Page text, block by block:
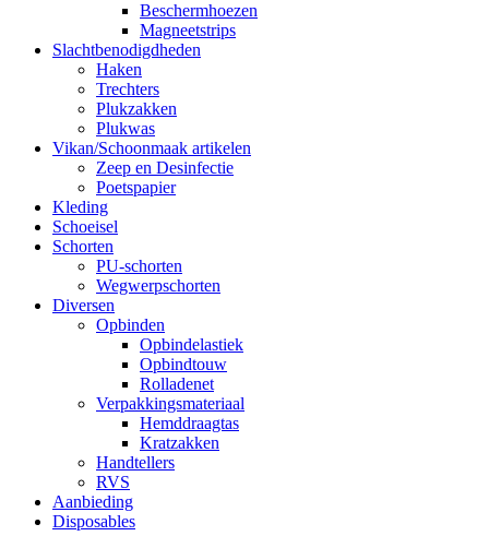
Beschermhoezen
Magneetstrips
Slachtbenodigdheden
Haken
Trechters
Plukzakken
Plukwas
Vikan/Schoonmaak artikelen
Zeep en Desinfectie
Poetspapier
Kleding
Schoeisel
Schorten
PU-schorten
Wegwerpschorten
Diversen
Opbinden
Opbindelastiek
Opbindtouw
Rolladenet
Verpakkingsmateriaal
Hemddraagtas
Kratzakken
Handtellers
RVS
Aanbieding
Disposables